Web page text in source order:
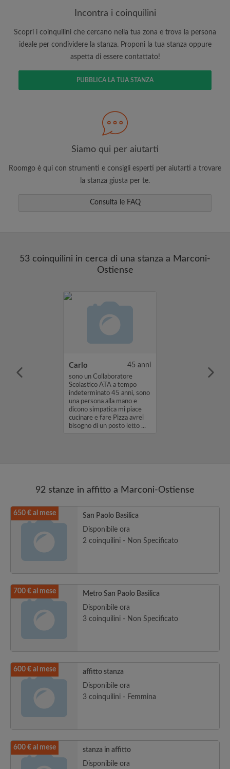
Visualizza le stanze e i coinquilini
Ricevi aggiornamenti via email per gli ultimi
annunci di stanze
Effettua richieste di visite
Fai sapere ai coinquilini e ai proprietari
Incontra i coinquilini
Scopri i coinquilini che cercano nella tua zona e trova la persona
ideale per condividere la stanza. Proponi la tua stanza oppure
aspetta di essere contattato!
PUBBLICA LA TUA STANZA
Siamo qui per aiutarti
Roomgo è qui con strumenti e consigli esperti per aiutarti a trovare
la stanza giusta per te.
Consulta le FAQ
53 coinquilini in cerca di una stanza a Marconi-
Ostiense
o
Carlo 45 anni
sono un Collaboratore
Scolastico ATA a tempo
indeterminato 45 anni, sono
una persona alla mano e
dicono simpatica mi piace
cucinare e fare Pizza avrei
bisogno di un posto letto ...
92 stanze in affitto a Marconi-Ostiense
650 € al mese
San Paolo Basilica
Disponibile ora
2 coinquilini - Non Specificato
700 € al mese
Metro San Paolo Basilica
Disponibile ora
3 coinquilini - Non Specificato
600 € al mese
affitto stanza
Disponibile ora
3 coinquilini - Femmina
600 € al mese
stanza in affitto
Disponibile ora